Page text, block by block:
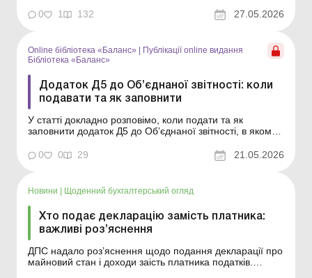
період проходження військової служби. Додаток Д5 –
це кадрово-страховий реєстр у складі місячної
0 1 132 27.05.2026
Online бібліотека «Баланс»
Публікації online видання
Бібліотека «Баланс»
Додаток Д5 до Об’єднаної звітності: коли
подавати та як заповнити
У статті докладно розповімо, коли подати та як
заповнити додаток Д5 до Об’єднаної звітності, в якому
період проходження військової служби. Бібліотека
Баланс № 10 «Об’єднана звітність з ПДФО, ВЗ та ЄСВ:
0 0 29 21.05.2026
Новини Щоденний бухгалтерський огляд
Хто подає декларацію замість платника:
важливі роз’яснення
ДПС надало роз’яснення щодо подання декларації про
майновий стан і доходи заість платника податків.